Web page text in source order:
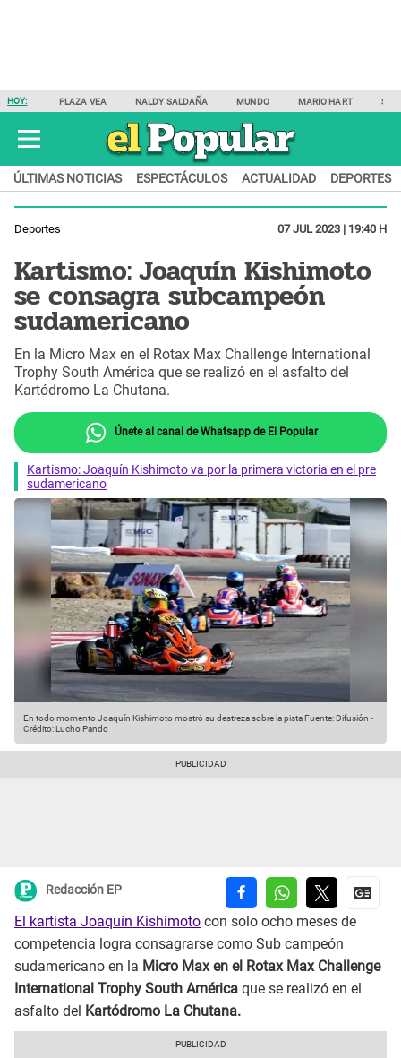
HOY: PLAZA VEA NALDY SALDAÑA MUNDO MARIO HART
ÚLTIMAS NOTICIAS ESPECTÁCULOS ACTUALIDAD DEPORTES
Deportes 07 JUL 2023 | 19:40 H
Kartismo: Joaquín Kishimoto
se consagra subcampeón
sudamericano
En la Micro Max en el Rotax Max Challenge International
Trophy South América que se realizó en el asfalto del
Kartódromo La Chutana.
Únete al canal de Whatsapp de El Popular
Kartismo: Joaquín Kishimoto va por la primera victoria en el pre
sudamericano
En todo momento Joaquín Kishimoto mostró su destreza sobre la pistaFuente: Difusión -
Crédito: Lucho Pando
Redacción EP
El kartista Joaquín Kishimoto con solo ocho meses de
competencia logra consagrarse como Sub campeón
sudamericano en la Micro Max en el Rotax Max Challenge
International Trophy South América que se realizó en el
asfalto del Kartódromo La Chutana.